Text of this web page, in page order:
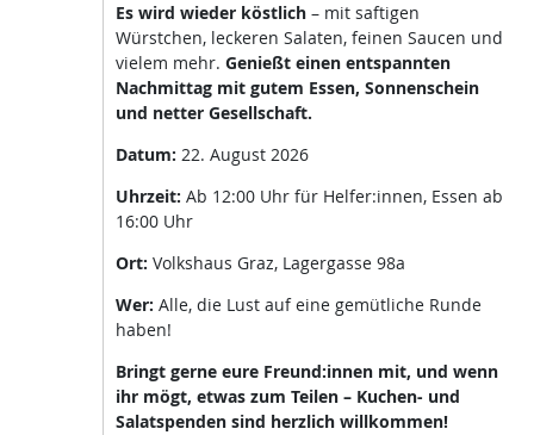
Es wird wieder köstlich – mit saftigen
Würstchen, leckeren Salaten, feinen Saucen und
vielem mehr. Genießt einen entspannten
Nachmittag mit gutem Essen, Sonnenschein
und netter Gesellschaft.
Datum: 22. August 2026
Uhrzeit: Ab 12:00 Uhr für Helfer:innen, Essen ab
16:00 Uhr
Ort: Volkshaus Graz, Lagergasse 98a
Wer: Alle, die Lust auf eine gemütliche Runde
haben!
Bringt gerne eure Freund:innen mit, und wenn
ihr mögt, etwas zum Teilen – Kuchen- und
Salatspenden sind herzlich willkommen!